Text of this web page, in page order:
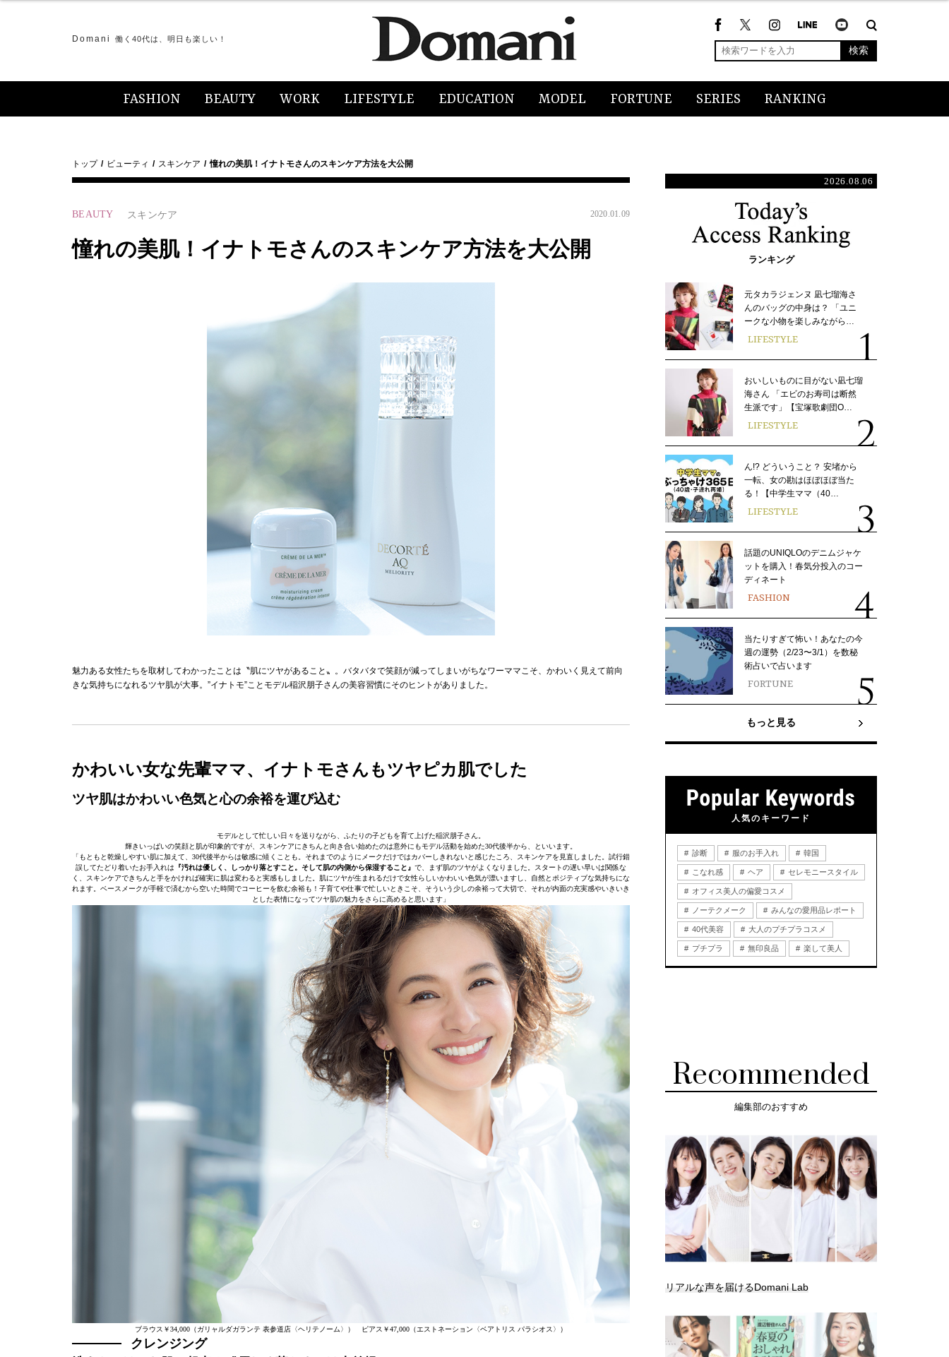
Domani 働く40代は、明日も楽しい！
検索
FASHION BEAUTY WORK LIFESTYLE EDUCATION MODEL FORTUNE SERIES RANKING
トップ ビューティ スキンケア 憧れの美肌！イナトモさんのスキンケア方法を大公開
BEAUTY スキンケア 2020.01.09
憧れの美肌！イナトモさんのスキンケア方法を大公開
魅力ある女性たちを取材してわかったことは〝肌にツヤがあること〟。バタバタで笑顔が減ってしまいがちなワーママこそ、かわいく見えて前向
きな気持ちになれるツヤ肌が大事。”イナトモ”ことモデル稲沢朋子さんの美容習慣にそのヒントがありました。
かわいい女な先輩ママ、イナトモさんもツヤピカ肌でした
ツヤ肌はかわいい色気と心の余裕を運び込む
モデルとして忙しい日々を送りながら、ふたりの子どもを育て上げた稲沢朋子さん。
輝きいっぱいの笑顔と肌が印象的ですが、スキンケアにきちんと向き合い始めたのは意外にもモデル活動を始めた30代後半から、といいます。
「もともと乾燥しやすい肌に加えて、30代後半からは敏感に傾くことも。それまでのようにメークだけではカバーしきれないと感じたころ、スキンケアを見直しました。試行錯
誤してたどり着いたお手入れは 『汚れは優しく、しっかり落とすこと。そして肌の内側から保湿すること』 で、まず肌のツヤがよくなりました。スタートの遅い早いは関係な
く、スキンケアできちんと手をかければ確実に肌は変わると実感もしました。肌にツヤが生まれるだけで女性らしいかわいい色気が漂いますし、自然とポジティブな気持ちにな
れます。ベースメークが手軽で済むから空いた時間でコーヒーを飲む余裕も！子育てや仕事で忙しいときこそ、そういう少しの余裕って大切で、それが内面の充実感やいきいき
とした表情になってツヤ肌の魅力をさらに高めると思います」
ブラウス￥34,000（ガリャルダガランテ 表参道店〈ヘリテノーム〉） ピアス￥47,000（エストネーション〈ベアトリス パラシオス〉）
クレンジング
2026.08.06
ランキング
元タカラジェンヌ 凪七瑠海さ
んのバッグの中身は？ 「ユニ
ークな小物を楽しみながら…
LIFESTYLE
おいしいものに目がない凪七瑠
海さん 「エビのお寿司は断然
生派です」【宝塚歌劇団O…
LIFESTYLE
ん!? どういうこと？ 安堵から
一転、女の勘はほぼほぼ当た
る！【中学生ママ（40…
LIFESTYLE
話題のUNIQLOのデニムジャケ
ットを購入！春気分投入のコー
ディネート
FASHION
当たりすぎて怖い！あなたの今
週の運勢（2/23〜3/1）を数秘
術占いで占います
FORTUNE
もっと見る
人気のキーワード
診断 服のお手入れ 韓国
こなれ感 ヘア セレモニースタイル
オフィス美人の偏愛コスメ
ノーテクメーク みんなの愛用品レポート
40代美容 大人のプチプラコスメ
プチプラ 無印良品 楽して美人
Recommended
編集部のおすすめ
リアルな声を届けるDomani Lab